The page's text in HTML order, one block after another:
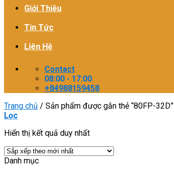
Giới Thiệu
Tin Tức
Liên Hệ
Contact
08:00 - 17:00
+84988159458
Trang chủ / Sản phẩm được gắn thẻ “80FP-32D”
Lọc
Hiển thị kết quả duy nhất
Danh mục